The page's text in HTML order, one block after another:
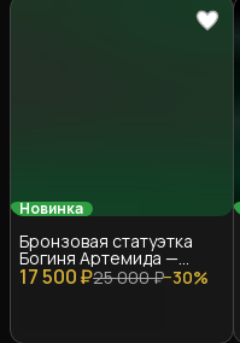
Новинка
17 500 ₽25 000 ₽−30%
Бронзовая статуэтка
Богиня Артемида —
малая